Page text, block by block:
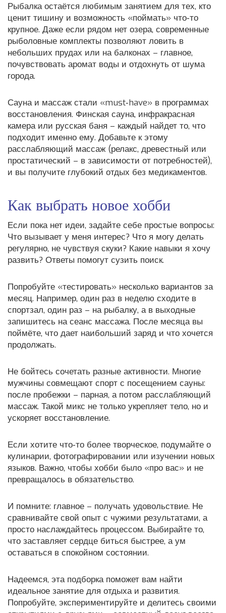
Рыбалка остаётся любимым занятием для тех, кто
ценит тишину и возможность «поймать» что‑то
крупное. Даже если рядом нет озера, современные
рыболовные комплекты позволяют ловить в
небольших прудах или на балконах – главное,
почувствовать аромат воды и отдохнуть от шума
города.
Сауна и массаж стали «must‑have» в программах
восстановления. Финская сауна, инфракрасная
камера или русская баня – каждый найдет то, что
подходит именно ему. Добавьте к этому
расслабляющий массаж (релакс, древестный или
простатический – в зависимости от потребностей),
и вы получите глубокий отдых без медикаментов.
Как выбрать новое хобби
Если пока нет идеи, задайте себе простые вопросы:
Что вызывает у меня интерес? Что я могу делать
регулярно, не чувствуя скуки? Какие навыки я хочу
развить? Ответы помогут сузить поиск.
Попробуйте «тестировать» несколько вариантов за
месяц. Например, один раз в неделю сходите в
спортзал, один раз – на рыбалку, а в выходные
запишитесь на сеанс массажа. После месяца вы
поймёте, что дает наибольший заряд и что хочется
продолжать.
Не бойтесь сочетать разные активности. Многие
мужчины совмещают спорт с посещением сауны:
после пробежки – парная, а потом расслабляющий
массаж. Такой микс не только укрепляет тело, но и
ускоряет восстановление.
Если хотите что‑то более творческое, подумайте о
кулинарии, фотографировании или изучении новых
языков. Важно, чтобы хобби было «про вас» и не
превращалось в обязательство.
И помните: главное – получать удовольствие. Не
сравнивайте свой опыт с чужими результатами, а
просто наслаждайтесь процессом. Выбирайте то,
что заставляет сердце биться быстрее, а ум
оставаться в спокойном состоянии.
Надеемся, эта подборка поможет вам найти
идеальное занятие для отдыха и развития.
Попробуйте, экспериментируйте и делитесь своими